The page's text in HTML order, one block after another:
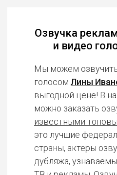
Озвучка
и видео
Мы можем
голосом Лины
выгодной цене! В
можно заказать
известными
это лучшие
страны, актеры
дубляжа,